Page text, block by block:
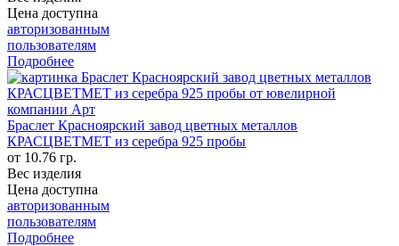
Цена доступна
авторизованным
пользователям
Подробнее
Браслет Красноярский завод цветных металлов
КРАСЦВЕТМЕТ из серебра 925 пробы
от 10.76 гр.
Вес изделия
Цена доступна
авторизованным
пользователям
Подробнее